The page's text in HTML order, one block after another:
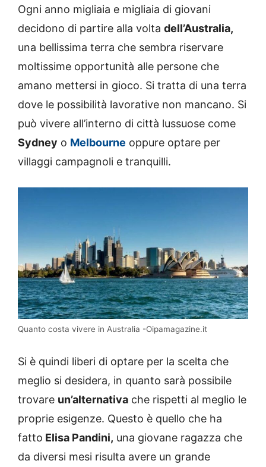
Ogni anno migliaia e migliaia di giovani
decidono di partire alla volta dell’Australia,
una bellissima terra che sembra riservare
moltissime opportunità alle persone che
amano mettersi in gioco. Si tratta di una terra
dove le possibilità lavorative non mancano. Si
può vivere all’interno di città lussuose come
Sydney o Melbourne oppure optare per
villaggi campagnoli e tranquilli.
Quanto costa vivere in Australia -Oipamagazine.it
Si è quindi liberi di optare per la scelta che
meglio si desidera, in quanto sarà possibile
trovare un’alternativa che rispetti al meglio le
proprie esigenze. Questo è quello che ha
fatto Elisa Pandini, una giovane ragazza che
da diversi mesi risulta avere un grande